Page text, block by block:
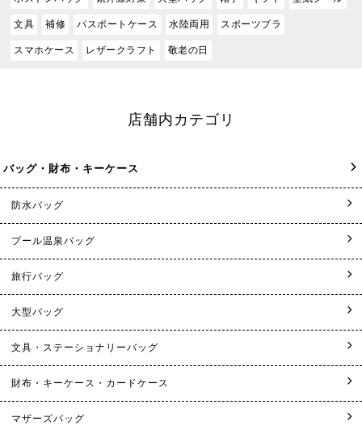
文具 補修 パスポートケース 水陸両用 スポーツブラ
スマホケース レザークラフト 敬老の日
店舗内カテゴリ
バッグ・財布・キーケース
防水バッグ
プール温泉バッグ
旅行バッグ
大型バッグ
文具・ステーショナリーバッグ
財布・キーケース・カードケース
マザーズバッグ